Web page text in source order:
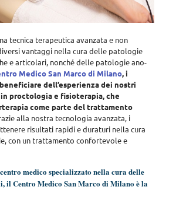
tecnica terapeutica avanzata e non
vantaggi nella cura delle patologie
e articolari, nonché delle patologie ano-
Medico San Marco di Milano, i
dell’esperienza dei nostri
proctologia e fisioterapia, che
come parte del trattamento
alla nostra tecnologia avanzata, i
risultati rapidi e duraturi nella cura
con un trattamento confortevole e
medico specializzato nella cura delle
il Centro Medico San Marco di Milano è la